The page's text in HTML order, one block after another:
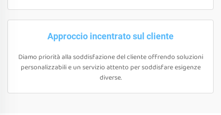
Approccio incentrato sul cliente
Diamo priorità alla soddisfazione del cliente offrendo soluzioni
personalizzabili e un servizio attento per soddisfare esigenze
diverse.